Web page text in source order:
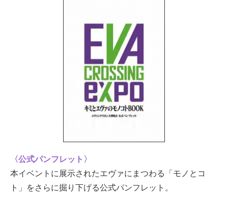
〈公式パンフレット〉
本イベントに展示されたエヴァにまつわる「モノとコ
ト」をさらに掘り下げる公式パンフレット。